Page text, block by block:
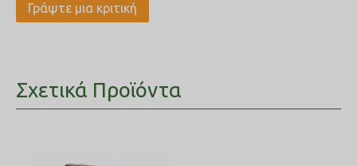
Γράψτε μια κριτική
Σχετικά Προϊόντα